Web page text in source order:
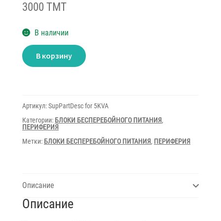
3000 TMT
В наличии
Количество
товара
Suplier
5KVA
UPS)
В корзину
Артикул:SupPartDesc for 5KVA
Категории: БЛОКИ БЕСПЕРЕБОЙНОГО ПИТАНИЯ,
ПЕРИФЕРИЯ
Метки: БЛОКИ БЕСПЕРЕБОЙНОГО ПИТАНИЯ, ПЕРИФЕРИЯ
Описание
Описание